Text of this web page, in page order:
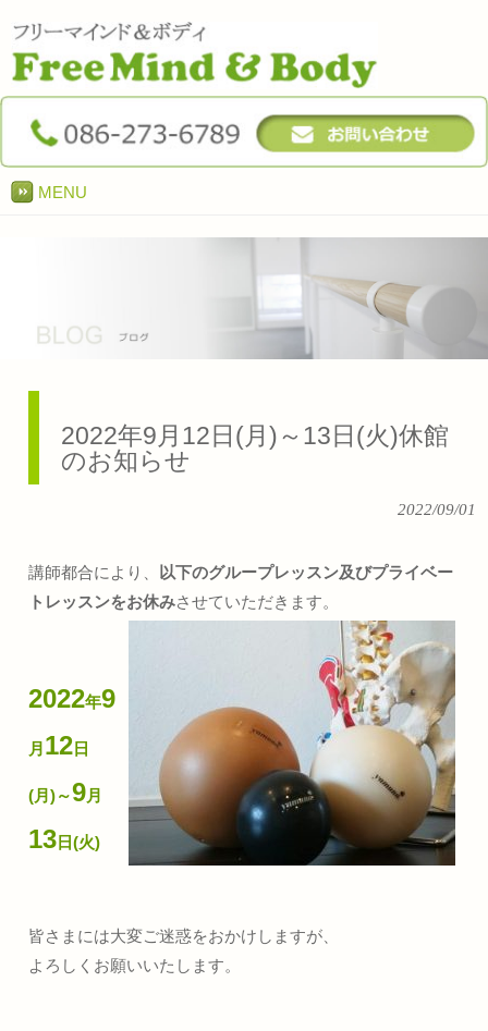
MENU
2022年9月12日(月)～13日(火)休館
のお知らせ
2022/09/01
講師都合により、
以下のグループレッスン及びプライベー
トレッスンをお休みさせていただきます。
2022年9
月 12 日
(月)～9月
13 日(火)
皆さまには大変ご迷惑をおかけしますが、
よろしくお願いいたします。